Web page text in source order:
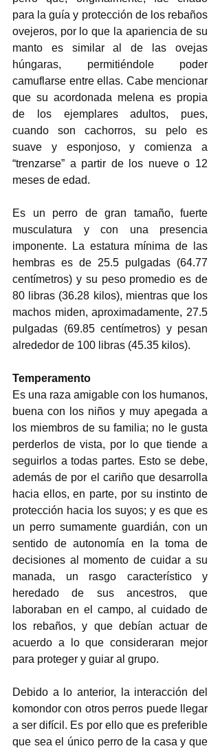
para la guía y protección de los rebaños
ovejeros, por lo que la apariencia de su
manto es similar al de las ovejas
húngaras, permitiéndole poder
camuflarse entre ellas. Cabe mencionar
que su acordonada melena es propia
de los ejemplares adultos, pues,
cuando son cachorros, su pelo es
suave y esponjoso, y comienza a
“trenzarse” a partir de los nueve o 12
meses de edad.
Es un perro de gran tamaño, fuerte
musculatura y con una presencia
imponente. La estatura mínima de las
hembras es de 25.5 pulgadas (64.77
centímetros) y su peso promedio es de
80 libras (36.28 kilos), mientras que los
machos miden, aproximadamente, 27.5
pulgadas (69.85 centímetros) y pesan
alrededor de 100 libras (45.35 kilos).
Temperamento
Es una raza amigable con los humanos,
buena con los niños y muy apegada a
los miembros de su familia; no le gusta
perderlos de vista, por lo que tiende a
seguirlos a todas partes. Esto se debe,
además de por el cariño que desarrolla
hacia ellos, en parte, por su instinto de
protección hacia los suyos; y es que es
un perro sumamente guardián, con un
sentido de autonomía en la toma de
decisiones al momento de cuidar a su
manada, un rasgo característico y
heredado de sus ancestros, que
laboraban en el campo, al cuidado de
los rebaños, y que debían actuar de
acuerdo a lo que consideraran mejor
para proteger y guiar al grupo.
Debido a lo anterior, la interacción del
komondor con otros perros puede llegar
a ser difícil. Es por ello que es preferible
que sea el único perro de la casa y que